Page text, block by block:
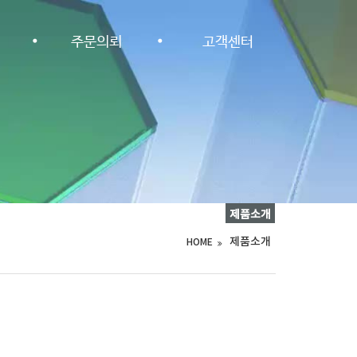
··
주문의뢰 고객센터
HOME 제품소개
제품소개